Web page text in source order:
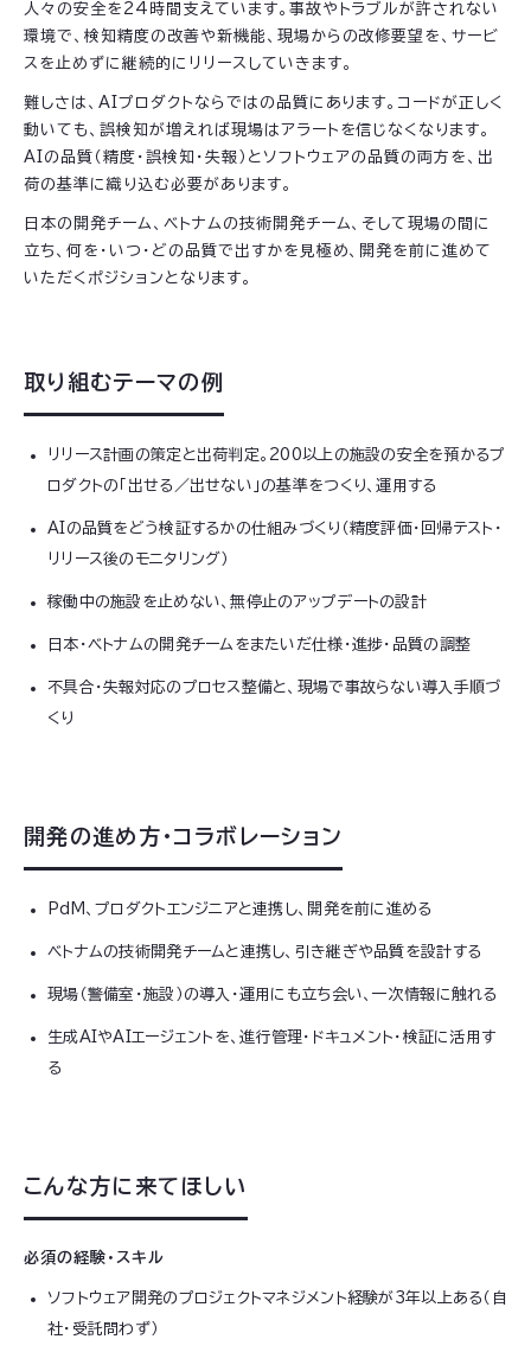
人々の安全を24時間支えています。事故やトラブルが許されない
環境で、検知精度の改善や新機能、現場からの改修要望を、サービ
スを止めずに継続的にリリースしていきます。
難しさは、AIプロダクトならではの品質にあります。コードが正しく
動いても、誤検知が増えれば現場はアラートを信じなくなります。
AIの品質（精度・誤検知・失報）とソフトウェアの品質の両方を、出
荷の基準に織り込む必要があります。
日本の開発チーム、ベトナムの技術開発チーム、そして現場の間に
立ち、何を・いつ・どの品質で出すかを見極め、開発を前に進めて
いただくポジションとなります。
取り組むテーマの例
リリース計画の策定と出荷判定。200以上の施設の安全を預かるプ
ロダクトの「出せる／出せない」の基準をつくり、運用する
AIの品質をどう検証するかの仕組みづくり（精度評価・回帰テスト・
リリース後のモニタリング）
稼働中の施設を止めない、無停止のアップデートの設計
日本・ベトナムの開発チームをまたいだ仕様・進捗・品質の調整
不具合・失報対応のプロセス整備と、現場で事故らない導入手順づ
くり
開発の進め方・コラボレーション
PdM、プロダクトエンジニアと連携し、開発を前に進める
ベトナムの技術開発チームと連携し、引き継ぎや品質を設計する
現場（警備室・施設）の導入・運用にも立ち会い、一次情報に触れる
生成AIやAIエージェントを、進行管理・ドキュメント・検証に活用す
る
こんな方に来てほしい
必須の経験・スキル
ソフトウェア開発のプロジェクトマネジメント経験が3年以上ある（自
社・受託問わず）